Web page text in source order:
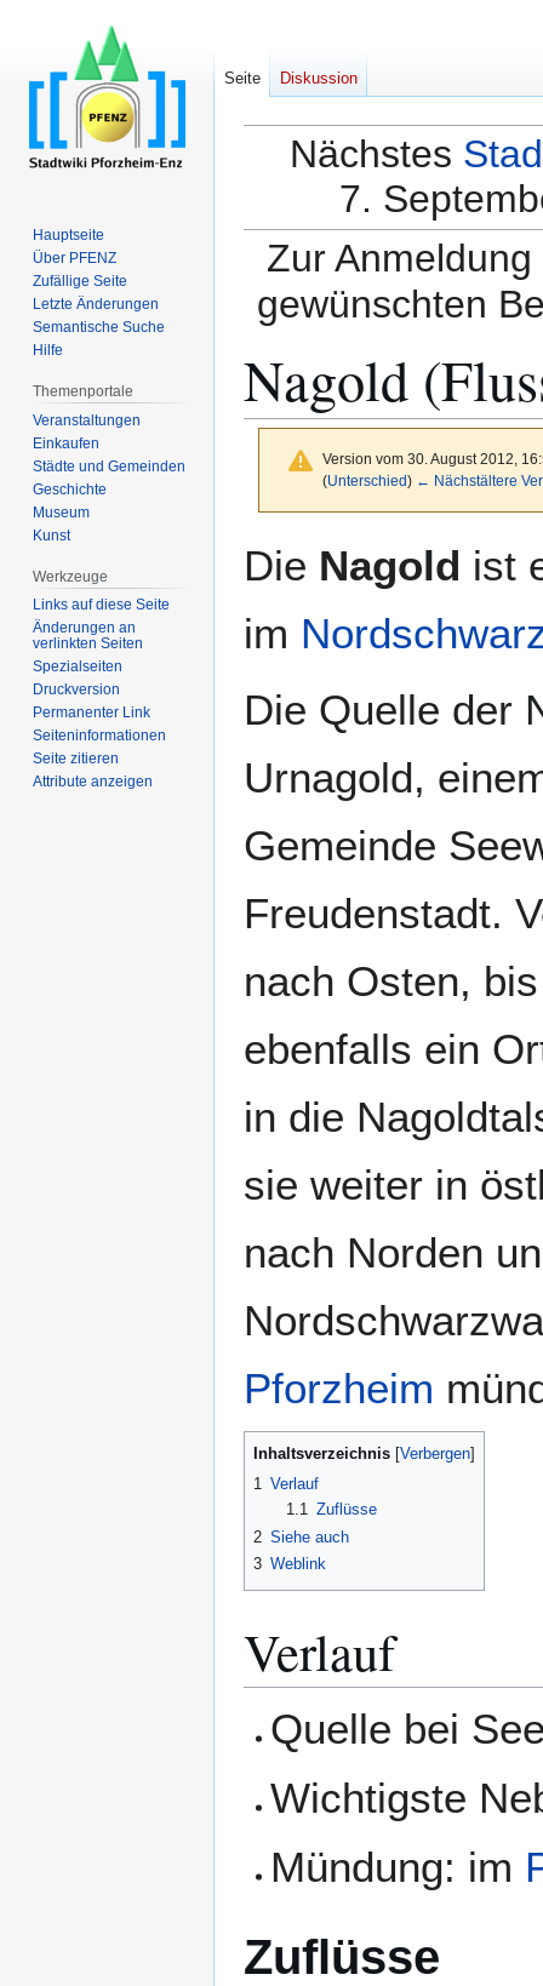
Nächstes
7.
Zur
gewünschten
Nagold
Version vom 30. August 2012,
(Unterschied) ← Nächstältere
Navigation
Suche
Die Nagold ist
im
Die Quelle der
Urnagold,
Gemeinde
Freudenstadt.
nach Osten,
ebenfalls ein
in die
sie weiter in
nach Norden
Pforzheim
Inhaltsverzeichnis
1 Verlauf
1.1 Zuflüsse
2 Siehe auch
3 Weblink
Verlauf
Quelle bei
Wichtigste
Mündung: im
Zuflüsse
Seite Diskussion
Hauptseite
Über PFENZ
Zufällige Seite
Letzte Änderungen
Semantische Suche
Hilfe
Themenportale
Veranstaltungen
Einkaufen
Städte und Gemeinden
Geschichte
Museum
Kunst
Werkzeuge
Links auf diese Seite
Änderungen an
verlinkten Seiten
Spezialseiten
Druckversion
Permanenter Link
Seiten­­informationen
Seite zitieren
Attribute anzeigen